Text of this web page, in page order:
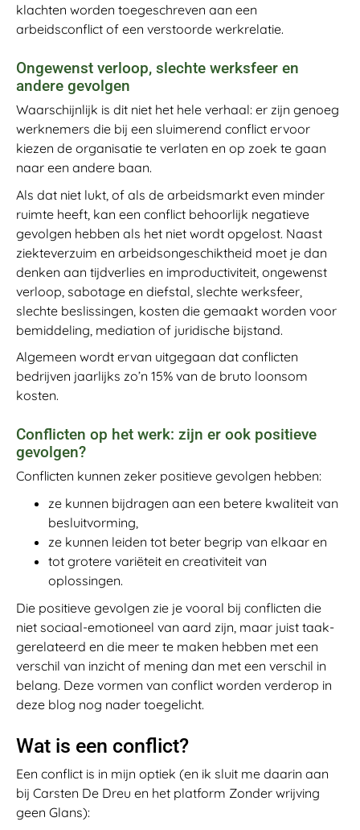
klachten worden toegeschreven aan een
arbeidsconflict of een verstoorde werkrelatie.
Ongewenst verloop, slechte werksfeer en
andere gevolgen
Waarschijnlijk is dit niet het hele verhaal: er zijn genoeg
werknemers die bij een sluimerend conflict ervoor
kiezen de organisatie te verlaten en op zoek te gaan
naar een andere baan.
Als dat niet lukt, of als de arbeidsmarkt even minder
ruimte heeft, kan een conflict behoorlijk negatieve
gevolgen hebben als het niet wordt opgelost. Naast
ziekteverzuim en arbeidsongeschiktheid moet je dan
denken aan tijdverlies en improductiviteit, ongewenst
verloop, sabotage en diefstal, slechte werksfeer,
slechte beslissingen, kosten die gemaakt worden voor
bemiddeling, mediation of juridische bijstand.
Algemeen wordt ervan uitgegaan dat conflicten
bedrijven jaarlijks zo’n 15% van de bruto loonsom
kosten.
Conflicten op het werk: zijn er ook positieve
gevolgen?
Conflicten kunnen zeker positieve gevolgen hebben:
ze kunnen bijdragen aan een betere kwaliteit van
besluitvorming,
ze kunnen leiden tot beter begrip van elkaar en
tot grotere variëteit en creativiteit van
oplossingen.
Die positieve gevolgen zie je vooral bij conflicten die
niet sociaal-emotioneel van aard zijn, maar juist taak-
gerelateerd en die meer te maken hebben met een
verschil van inzicht of mening dan met een verschil in
belang. Deze vormen van conflict worden verderop in
deze blog nog nader toegelicht.
Wat is een conflict?
Een conflict is in mijn optiek (en ik sluit me daarin aan
bij Carsten De Dreu en het platform Zonder wrijving
geen Glans):